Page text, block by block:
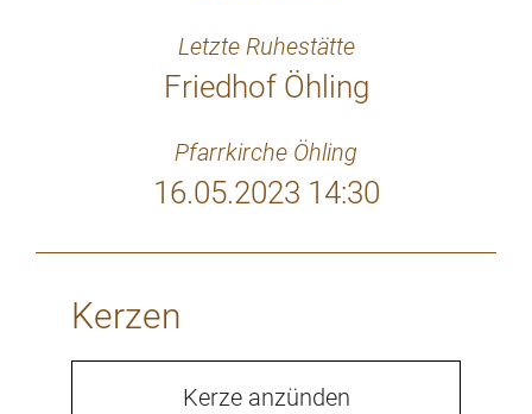
Letzte Ruhestätte
Friedhof Öhling
Pfarrkirche Öhling
16.05.2023 14:30
Kerzen
Kerze anzünden